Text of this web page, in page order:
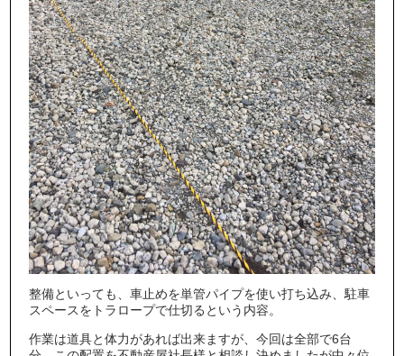
整備といっても、車止めを単管パイプを使い打ち込み、駐車
スペースをトラロープで仕切るという内容。
作業は道具と体力があれば出来ますが、今回は全部で6台